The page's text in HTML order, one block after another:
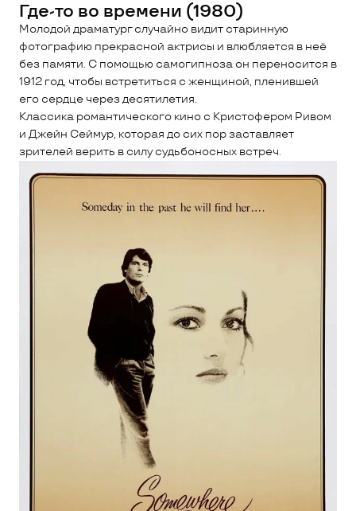
Где-то во времени (1980)
Молодой драматург случайно видит старинную
фотографию прекрасной актрисы и влюбляется в неё
без памяти. С помощью самогипноза он переносится в
1912 год, чтобы встретиться с женщиной, пленившей
его сердце через десятилетия.
Классика романтического кино с Кристофером Ривом
и Джейн Сеймур, которая до сих пор заставляет
зрителей верить в силу судьбоносных встреч.